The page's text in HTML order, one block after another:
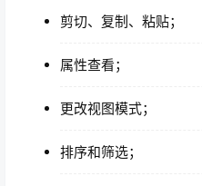
剪切、复制、粘贴；
属性查看；
更改视图模式；
排序和筛选；